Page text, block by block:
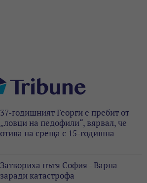
37-годишният Георги е пребит от
„ловци на педофили“, вярвал, че
отива на среща с 15-годишна
Затвориха пътя София - Варна
заради катастрофа